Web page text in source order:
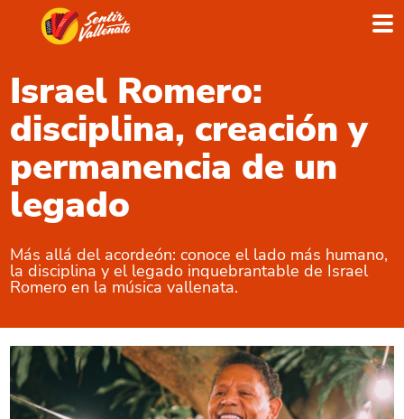
Israel Romero:
disciplina, creación y
permanencia de un
legado
Más allá del acordeón: conoce el lado más humano,
la disciplina y el legado inquebrantable de Israel
Romero en la música vallenata.